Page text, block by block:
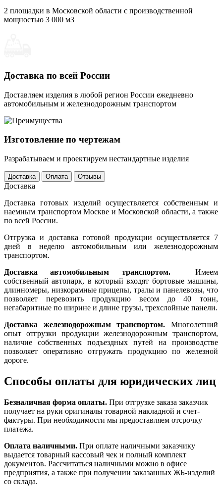
2 площадки в Московской области с производственной
мощностью 3 000 м3
Доставка по всей России
Доставляем изделия в любой регион России ежедневно
автомобильным и железнодорожным транспортом
Изготовление по чертежам
Разрабатываем и проектируем нестандартные изделия
Доставка Оплата Отзывы
Доставка
Доставка готовых изделий осуществляется собственным и
наемным транспортом Москве и Московской области, а также
по всей России.
Отгрузка и доставка готовой продукции осуществляется 7
дней в неделю автомобильным или железнодорожным
транспортом.
Доставка автомобильным транспортом.Имеем
собственный автопарк, в который входят бортовые машины,
длинномеры, низкорамные прицепы, тралы и панелевозы, что
позволяет перевозить продукцию весом до 40 тонн,
негабаритные по ширине и длине грузы, трехслойные панели.
Доставка железнодорожным транспортом. Многолетний
опыт отгрузки продукции железнодорожным транспортом,
наличие собственных подъездных путей на производстве
позволяет оперативно отгружать продукцию по железной
дороге.
Способы оплаты для юридических лиц
Безналичная форма оплаты. При отгрузке заказа заказчик
получает на руки оригиналы товарной накладной и счет-
фактуры. При необходимости мы предоставляем отсрочку
платежа.
Оплата наличными. При оплате наличными заказчику
выдается товарный кассовый чек и полный комплект
документов. Рассчитаться наличными можно в офисе
предприятия, а также при получении заказанных ЖБ-изделий
со склада.